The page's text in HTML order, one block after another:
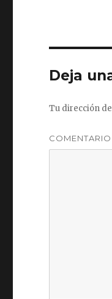
Deja
Tu dirección
COMENTARIO